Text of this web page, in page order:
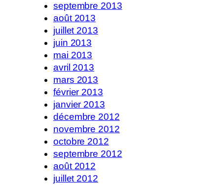
septembre 2013
août 2013
juillet 2013
juin 2013
mai 2013
avril 2013
mars 2013
février 2013
janvier 2013
décembre 2012
novembre 2012
octobre 2012
septembre 2012
août 2012
juillet 2012